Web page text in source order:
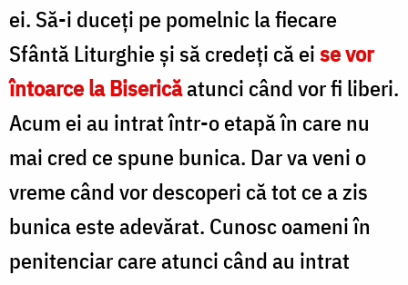
ei. Să-i duceți pe pomelnic la fiecare
Sfântă Liturghie și să credeți că eise vor
întoarce la Bisericăatunci când vor fi liberi.
Acum ei au intrat într-o etapă în care nu
mai cred ce spune bunica. Dar va veni o
vreme când vor descoperi că tot ce a zis
bunica este adevărat. Cunosc oameni în
penitenciar care atunci când au intrat